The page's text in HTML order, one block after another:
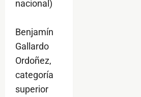
nacional)
Benjamín
Gallardo
Ordoñez,
categoría
superior